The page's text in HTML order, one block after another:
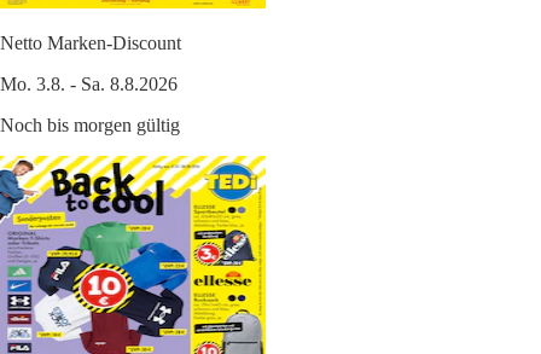
Netto Marken-Discount
Mo. 3.8. - Sa. 8.8.2026
Noch bis morgen gültig